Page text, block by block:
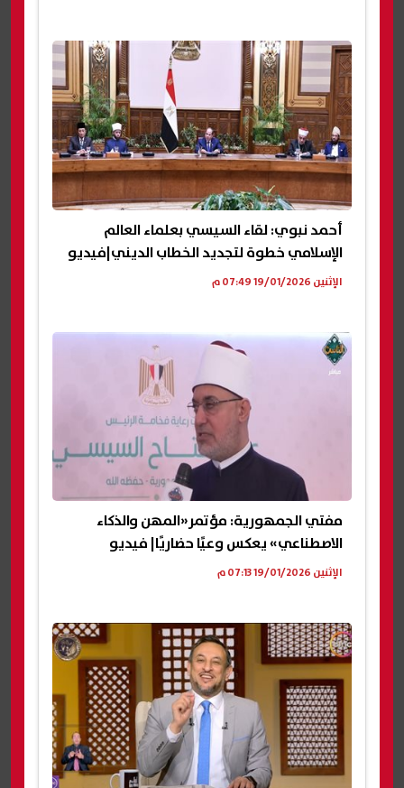
أحمد نبوي: لقاء السيسي بعلماء العالم
الإسلامي خطوة لتجديد الخطاب الديني|فيديو
الإثنين 19/01/2026 07:49 م
مفتي الجمهورية: مؤتمر«المهن والذكاء
الاصطناعي» يعكس وعيًا حضاريًا| فيديو
الإثنين 19/01/2026 07:13 م